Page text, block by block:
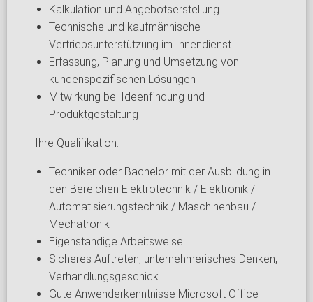
Kalkulation und Angebotserstellung
Technische und kaufmännische
Vertriebsunterstützung im Innendienst
Erfassung, Planung und Umsetzung von
kundenspezifischen Lösungen
Mitwirkung bei Ideenfindung und
Produktgestaltung
Ihre Qualifikation:
Techniker oder Bachelor mit der Ausbildung in
den Bereichen Elektrotechnik / Elektronik /
Automatisierungstechnik / Maschinenbau /
Mechatronik
Eigenständige Arbeitsweise
Sicheres Auftreten, unternehmerisches Denken,
Verhandlungsgeschick
Gute Anwenderkenntnisse Microsoft Office